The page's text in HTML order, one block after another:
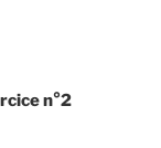
n°2